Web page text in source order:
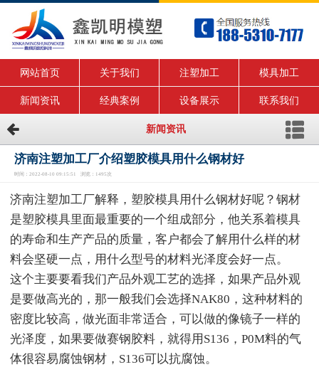
网站首页 关于我们 注塑加工 模具加工
新闻资讯 经典案例 设备展示 联系我们
新闻资讯
济南注塑加工厂介绍塑胶模具用什么钢材好
时间：2022-08-10 09:15:51 浏览：1495次
济南注塑加工厂解释，塑胶模具用什么钢材好呢？钢材
是塑胶模具里面最重要的一个组成部分，他关系着模具
的寿命和生产产品的质量，客户都会了解用什么样的材
料会坚硬一点，用什么型号的材料光泽度会好一点。
这个主要要看我们产品外观工艺的选择，如果产品外观
是要做高光的，那一般我们会选择NAK80，这种材料的
密度比较高，做光面非常适合，可以做的像镜子一样的
光泽度，如果要做赛钢胶料，就得用S136，P0M料的气
体很容易腐蚀钢材，S136可以抗腐蚀。